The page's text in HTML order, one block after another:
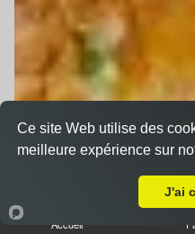
Accueil
Ce site Web utilise des
meilleure expérience sur
J'ai